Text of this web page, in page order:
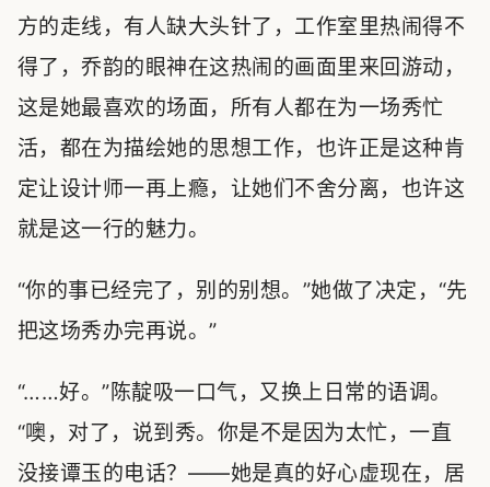
方的走线，有人缺大头针了，工作室里热闹得不
得了，乔韵的眼神在这热闹的画面里来回游动，
这是她最喜欢的场面，所有人都在为一场秀忙
活，都在为描绘她的思想工作，也许正是这种肯
定让设计师一再上瘾，让她们不舍分离，也许这
就是这一行的魅力。
“你的事已经完了，别的别想。”她做了决定，“先
把这场秀办完再说。”
“……好。”陈靛吸一口气，又换上日常的语调。
“噢，对了，说到秀。你是不是因为太忙，一直
没接谭玉的电话？——她是真的好心虚现在，居